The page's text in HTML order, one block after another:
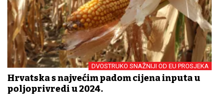
DVOSTRUKO SNAŽNIJI OD EU PROSJEKA
Hrvatska s najvećim padom cijena inputa u
poljoprivredi u 2024.